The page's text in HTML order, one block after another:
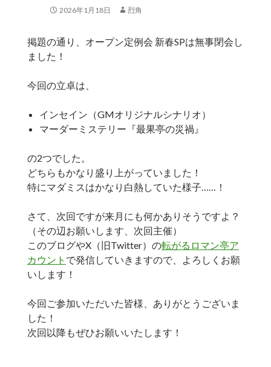
2026年1月18日 烈角
掲題の通り、オープン定例会 新春SPは無事閉会し
ました！
今回の立卓は、
インセイン（GMオリジナルシナリオ）
マーダーミステリー『最果亭の災禍』
の2つでした。
どちらもかなり盛り上がっていました！
特にマダミスはかなり白熱していた様子……！
さて、次回ですが来月にも何かありそうですよ？
（その辺お願いします、次回主催）
このブログやX（旧Twitter）の転がるロマン亭ア
カウント で発信していきますので、よろしくお願
いします！
今回ご参加いただいた皆様、ありがとうございま
した！
次回以降もぜひお願いいたします！